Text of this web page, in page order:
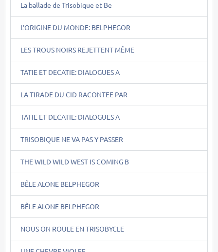
La ballade de Trisobique et Be
L'ORIGINE DU MONDE: BELPHEGOR
LES TROUS NOIRS REJETTENT MÊME
TATIE ET DECATIE: DIALOGUES A
LA TIRADE DU CID RACONTEE PAR
TATIE ET DECATIE: DIALOGUES A
TRISOBIQUE NE VA PAS Y PASSER
THE WILD WILD WEST IS COMING B
BÊLE ALONE BELPHEGOR
BÊLE ALONE BELPHEGOR
NOUS ON ROULE EN TRISOBYCLE